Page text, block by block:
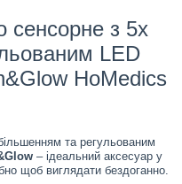
сенсорне з 5х
LED
HoMedics
та регульованим
– ідеальний аксесуар у
щоб виглядати бездоганно.